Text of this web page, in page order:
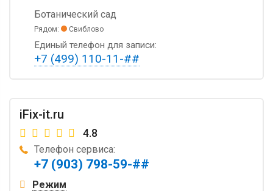
Ботанический сад
Рядом: Свиблово
Единый телефон для записи:
+7 (499) 110-11-##
iFix-it.ru
4.8
Телефон сервиса:
+7 (903) 798-59-##
Режим